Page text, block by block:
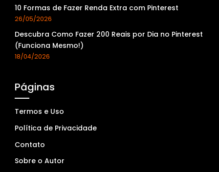
10 Formas de Fazer Renda Extra com Pinterest
26/05/2026
Descubra Como Fazer 200 Reais por Dia no Pinterest
(Funciona Mesmo!)
18/04/2026
Páginas
Termos e Uso
Política de Privacidade
Contato
Sobre o Autor